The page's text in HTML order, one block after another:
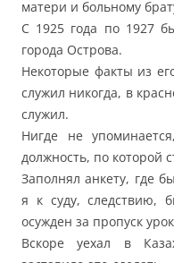
матери и больному
С 1925 года по 1927
города Острова.
Некоторые факты из
служил никогда, в
служил.
Нигде не
должность, по которой
Заполнял анкету, где
я к суду, следствию,
осужден за пропуск
Вскоре уехал в